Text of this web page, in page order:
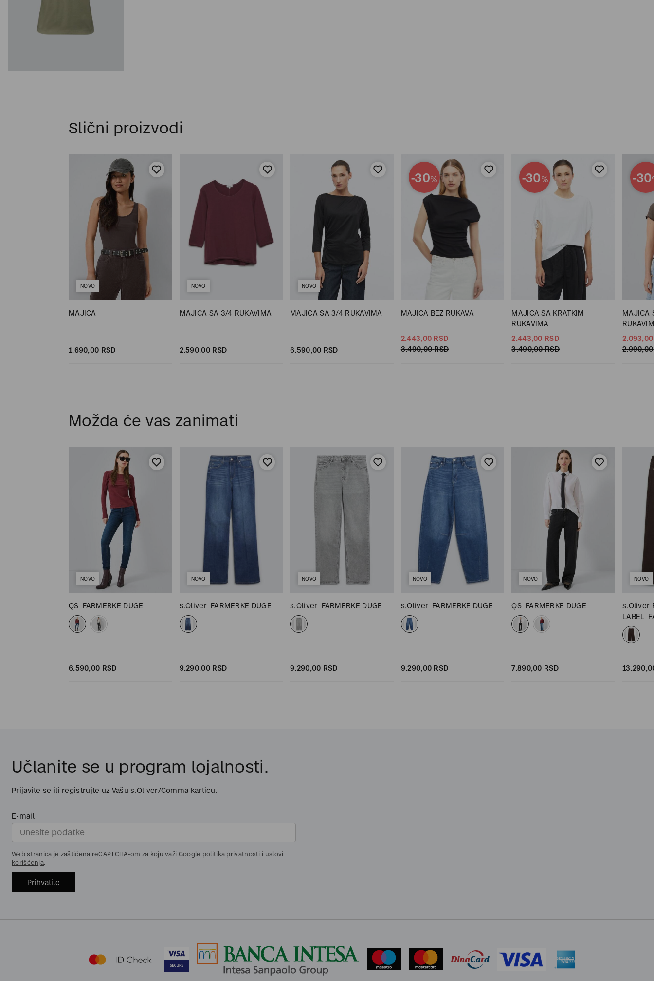
Slični proizvodi
NOVO
MAJICA
1.690,00 RSD
NOVO
MAJICA SA 3/4 RUKAVIMA
2.590,00 RSD
NOVO
MAJICA SA 3/4 RUKAVIMA
6.590,00 RSD
-30%
MAJICA BEZ RUKAVA
2.443,00 RSD
3.490,00 RSD
-30%
MAJICA SA KRATKIM
RUKAVIMA
2.443,00 RSD
3.490,00 RSD
-30
MAJICA
2.093,00
2.990,00
Možda će vas zanimati
NOVO
QS FARMERKE DUGE
6.590,00 RSD
NOVO
s.Oliver FARMERKE DUGE
9.290,00 RSD
NOVO
s.Oliver FARMERKE DUGE
9.290,00 RSD
NOVO
s.Oliver FARMERKE DUGE
9.290,00 RSD
NOVO
QS FARMERKE DUGE
7.890,00 RSD
NOVO
s.Oliver
LABEL
13.290,
Učlanite se u program lojalnosti.
Prijavite se ili registrujte uz Vašu s.Oliver/Comma karticu.
E-mail
Web stranica je zaštićena reCAPTCHA-om za koju važi Google politika privatnosti i uslovi
korišćenja.
Prihvatite